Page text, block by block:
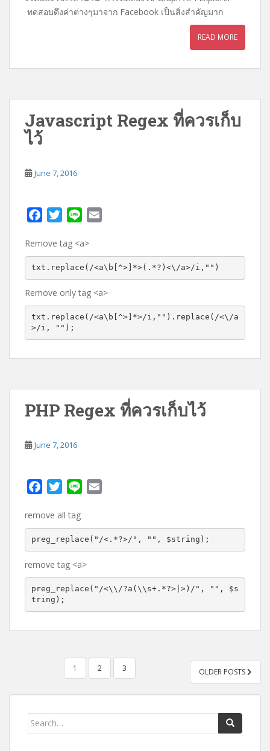
ทดสอบดึงค่าต่างๆมาจาก Facebook เป็นสิ่งสำคัญมาก
READ MORE
Javascript Regex ที่ควรเก็บ
ไว้
June 7, 2016
c
e
o
o
k
i
t
e
r
n
e
i
Remove tag <a>
txt.replace(/<a\b[^>]*>(.*?)<\/a>/i,"")
Remove only tag <a>
txt.replace(/<a\b[^>]*>/i,"").replace(/<\/a
>/i, "");
PHP Regex ที่ควรเก็บไว้
June 7, 2016
c
e
b
o
o
k
i
t
e
r
e
i
remove all tag
preg_replace("/<.*?>/", "", $string);
remove tag <a>
preg_replace("/<\\/?a(\\s+.*?>|>)/", "", $s
tring);
PAGINATION
1 2 3 OLDER POSTS
Search